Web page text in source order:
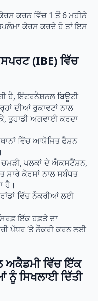
ਕਰਨ ਵਿੱਚ 1 ਤੋਂ 6 ਮਹੀਨੇ
ਕੋਰਸ ਕਰਦੇ ਹੋ ਤਾਂ ਇਸ
(IBE) ਵਿੱਚ
ਹੈ, ਇੰਟਰਨੈਸ਼ਨਲ ਬਿਊਟੀ
ਦੀਆਂ ਰੁਕਾਵਟਾਂ ਨਾਲ
ਤੁਹਾਡੀ ਅਗਵਾਈ ਕਰਦਾ
ਵਿੱਚ ਆਯੋਜਿਤ ਫੈਸ਼ਨ
ਚਮੜੀ, ਪਲਕਾਂ ਦੇ ਐਕਸਟੈਂਸ਼ਨ,
ਸਾਰੇ ਕੋਰਸਾਂ ਨਾਲ ਸਬੰਧਤ
ਹੈ।
ਵਿੱਚ ਨੌਕਰੀਆਂ ਲਈ
ਇੱਕ ਹਫ਼ਤੇ ਦਾ
ਪੱਧਰ ‘ਤੇ ਨੌਕਰੀ ਕਰਨ ਲਈ
ਅਕੈਡਮੀ ਵਿੱਚ ਇੱਕ
ਨੂੰ ਸਿਖਲਾਈ ਦਿੱਤੀ